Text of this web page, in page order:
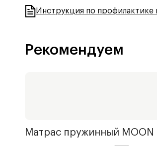
Инструкция по профилактике
Рекомендуем
Матрас пружинный MOON